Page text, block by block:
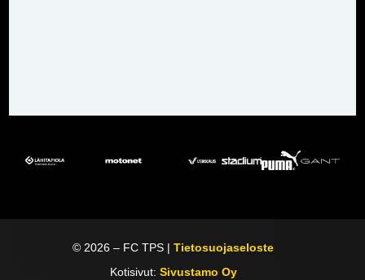
© 2026 – FC TPS |Tietosuojaseloste
Kotisivut: Sivustamo Oy